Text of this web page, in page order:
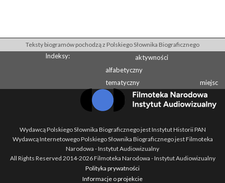
Teksty biogramów pochodzą z Polskiego Słownika Biograficznego
Indeksy:
aktywności
alfabetyczny
tematyczny
miejsc
Wydawcą Polskiego Słownika Biograficznego jest Instytut Historii PAN
Wydawcą Internetowego Polskiego Słownika Biograficznego jest Filmoteka
Narodowa - Instytut Audiowizualny
All Rights Reserved 2014-2026Filmoteka Narodowa - Instytut Audiowizualny
Polityka prywatności
Informacje o projekcie